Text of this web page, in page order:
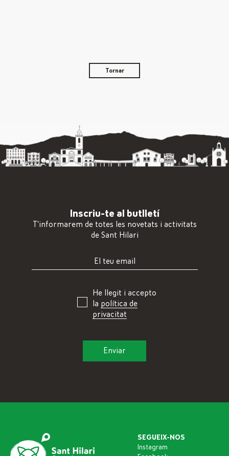
Tornar
Inscriu-te al butlletí
T'informarem de totes les novetats i activitats
de Sant Hilari
He llegit i accepto
la política de
privacitat
SEGUEIX-NOS
Instagram